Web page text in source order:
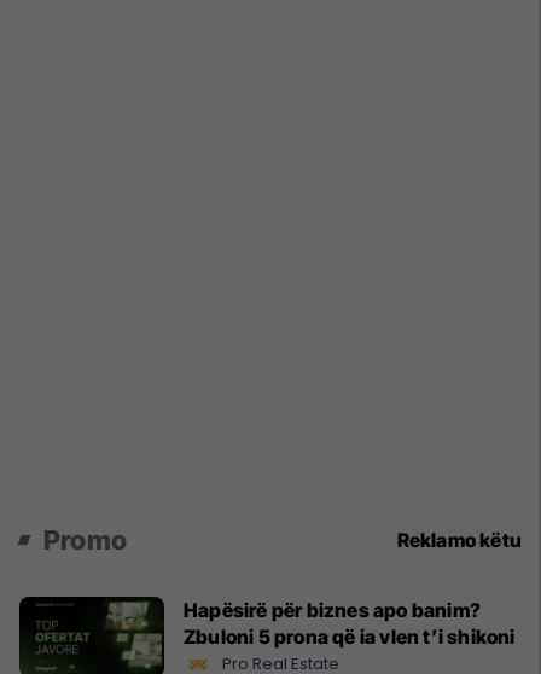
Promo Reklamo këtu
Hapësirë për biznes apo banim?
Zbuloni 5 prona që ia vlen t’i shikoni
Pro Real Estate